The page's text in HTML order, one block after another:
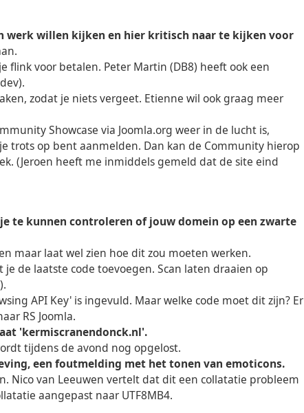
werk willen kijken en hier kritisch naar te kijken voor
flink voor betalen. Peter Martin (DB8) heeft ook een
zodat je niets vergeet. Etienne wil ook graag meer
Showcase via Joomla.org weer in de lucht is,
trots op bent aanmelden. Dan kan de Community hierop
(Jeroen heeft me inmiddels gemeld dat de site eind
te kunnen controleren of jouw domein op een zwarte
maar laat wel zien hoe dit zou moeten werken.
de laatste code toevoegen. Scan laten draaien op
API Key' is ingevuld. Maar welke code moet dit zijn? Er
RS Joomla.
'kermiscranendonck.nl'.
tijdens de avond nog opgelost.
een foutmelding met het tonen van emoticons.
Nico van Leeuwen vertelt dat dit een collatatie probleem
aangepast naar UTF8MB4.